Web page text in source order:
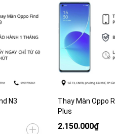
N3
Thay Màn Oppo
Plus
2.150.000₫